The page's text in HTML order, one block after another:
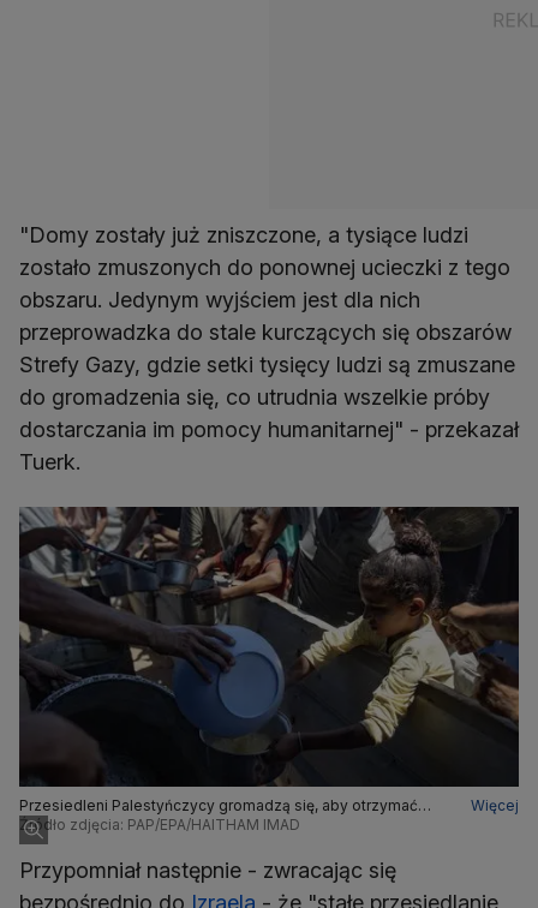
"Domy zostały już zniszczone, a tysiące ludzi
zostało zmuszonych do ponownej ucieczki z tego
obszaru. Jedynym wyjściem jest dla nich
przeprowadzka do stale kurczących się obszarów
Strefy Gazy, gdzie setki tysięcy ludzi są zmuszane
do gromadzenia się, co utrudnia wszelkie próby
dostarczania im pomocy humanitarnej" - przekazał
Tuerk.
Przesiedleni Palestyńczycy gromadzą się, aby otrzymać
racje żywnościowe
Więcej
Źródło zdjęcia: PAP/EPA/HAITHAM IMAD
Przypomniał następnie - zwracając się